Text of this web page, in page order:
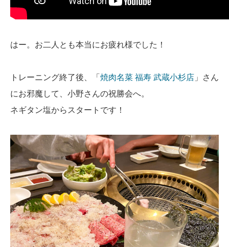
はー。お二人とも本当にお疲れ様でした！
トレーニング終了後、「 焼肉名菜 福寿 武蔵小杉店 」さん
にお邪魔して、小野さんの祝勝会へ。
ネギタン塩からスタートです！